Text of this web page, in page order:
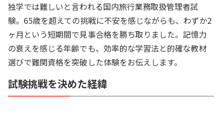
独学では難しいと言われる国内旅行業務取扱管理者試
験。65歳を超えての挑戦に不安を感じながらも、わずか2
ヶ月という短期間で見事合格を勝ち取りました。記憶力
の衰えを感じる年齢でも、効率的な学習法と的確な教材
選びで難関資格を突破した体験をお伝えします。
試験挑戦を決めた経緯